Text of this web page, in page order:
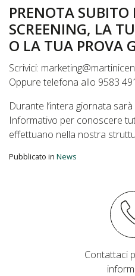
PRENOTA SUBITO
SCREENING, LA
O LA TUA PROVA
Scrivici:
Oppure telefona allo 9583
Durante l’intera giornata
Informativo per conoscere
effettuano nella nostra
Pubblicato in News
Contattaci